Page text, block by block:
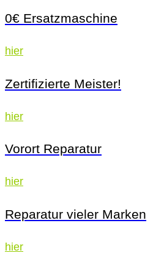
0€ Ersatzmaschine
hier
Zertifizierte Meister!
hier
Vorort Reparatur
hier
Reparatur vieler Marken
hier